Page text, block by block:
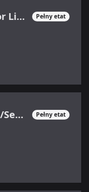
DevOps / Administrator Linux Pełny etat
Mobile Developer (Mid/Senior) Pełny etat